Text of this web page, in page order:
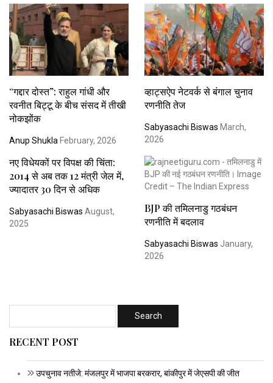
“गद्दार दोस्त”: राहुल गांधी और
रवनीत बिट्टू के बीच संसद में तीखी
नोकझोंक
Anup Shukla February, 2026
व्हाट्सऐप नेटवर्क से बंगाल चुनाव
रणनीति तेज
Sabyasachi Biswas March,
2026
नए विधेयकों पर विपक्ष की चिंता:
2014 से अब तक 12 मंत्री जेल में,
ज्यादातर 30 दिन से अधिक
Sabyasachi Biswas August,
2025
BJP की तमिलनाडु गठबंधन
रणनीति में बदलाव
Sabyasachi Biswas January,
2026
RECENT POST
उपचुनाव नतीजे: मंजलपुर में भाजपा बरकरार, बांकीपुर में जेएसपी की जीत